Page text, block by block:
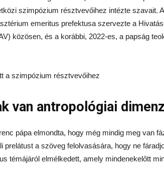
szimpózium résztvevőihez intézte szavait.
emeritus prefektusa szervezte a
közösen, és a korábbi, 2022-es, a papság
van antropológiai
pápa elmondta, hogy még mindig meg van
prelátust a szöveg felolvasására, hogy ne
témájáról elmélkedett, amely mindenekelőtt